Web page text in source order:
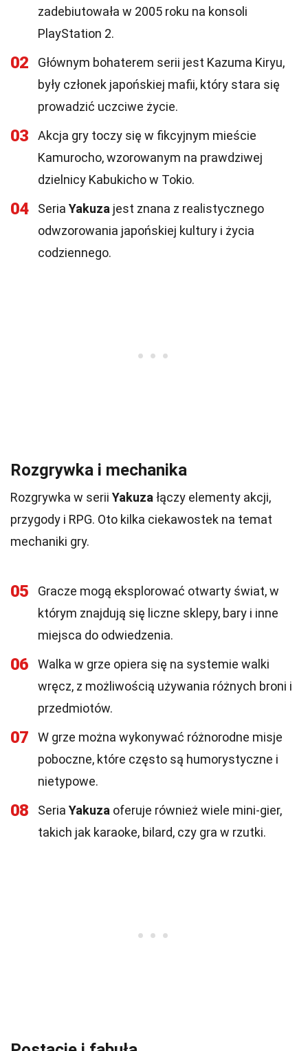
zadebiutowała w 2005 roku na konsoli
PlayStation 2.
02
Głównym bohaterem serii jest Kazuma Kiryu,
były członek japońskiej mafii, który stara się
prowadzić uczciwe życie.
03
Akcja gry toczy się w fikcyjnym mieście
Kamurocho, wzorowanym na prawdziwej
dzielnicy Kabukicho w Tokio.
04 Seria Yakuza jest znana z realistycznego
odwzorowania japońskiej kultury i życia
codziennego.
Rozgrywka i mechanika
Rozgrywka w serii Yakuza łączy elementy akcji,
przygody i RPG. Oto kilka ciekawostek na temat
mechaniki gry.
05
Gracze mogą eksplorować otwarty świat, w
którym znajdują się liczne sklepy, bary i inne
miejsca do odwiedzenia.
06
Walka w grze opiera się na systemie walki
wręcz, z możliwością używania różnych broni i
przedmiotów.
07
W grze można wykonywać różnorodne misje
poboczne, które często są humorystyczne i
nietypowe.
08 Seria Yakuza oferuje również wiele mini-gier,
takich jak karaoke, bilard, czy gra w rzutki.